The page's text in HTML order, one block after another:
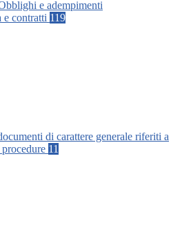
e adempimenti
e contratti 119
di carattere generale riferiti a
11